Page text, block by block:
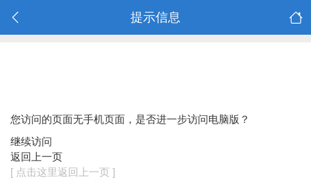
提示信息
您访问的页面无手机页面，是否进一步访问电脑版？
继续访问
返回上一页
[ 点击这里返回上一页 ]